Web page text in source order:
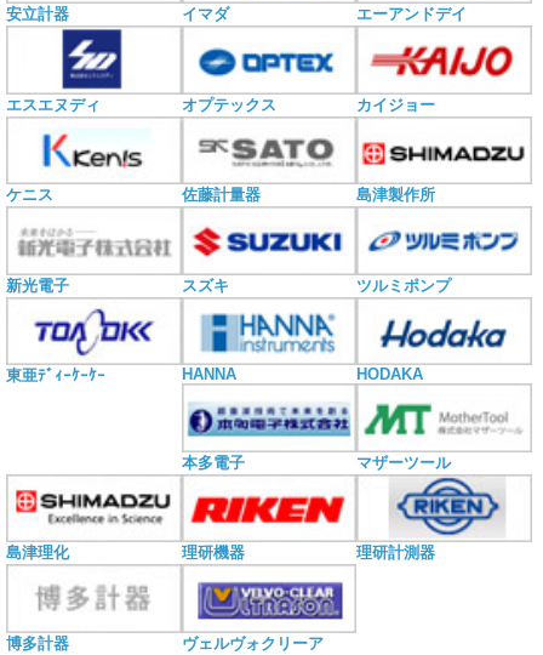
安立計器 イマダ エーアンドデイ
エスエヌディ オプテックス カイジョー
ケニス 佐藤計量器 島津製作所
新光電子 スズキ ツルミポンプ
東亜ﾃﾞｨｰｹｰｹｰ HANNA HODAKA
本多電子 マザーツール
島津理化 理研機器 理研計測器
博多計器 ヴェルヴォクリーア